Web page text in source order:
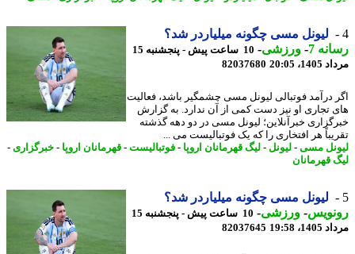
لیونل مسی چگونه میلیاردر شد؟
7
-ورزشی-
10 ساعت پیش - پنجشنبه 15
20:05
82037680
درآمد فوتبالی لیونل مسی چشمگیر باشد، فعالیت
تجاری او نیز دست کمی از آن ندارد. به گزارش
خبرآنلاین؛ لیونل مسی در دو دهه گذشته
هر افتخاری را که یک فوتبالیست می ...
مسی-لیونل-لیگ قهرمانان اروپا - فوتبالیست-قهرمانان اروپا - خبرگزاری
قهرمانان
لیونل مسی چگونه میلیاردر شد؟
-ورزشی-
10 ساعت پیش - پنجشنبه 15
19:58
82037645